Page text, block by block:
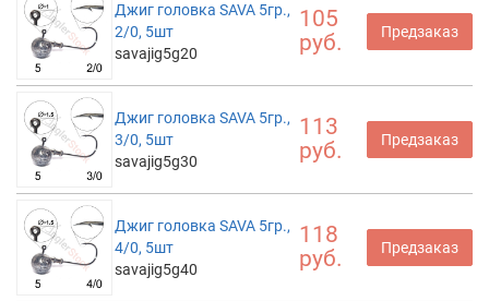
Джиг головка SAVA 5гр.,
2/0, 5шт
savajig5g20
105
руб.
Предзаказ
Джиг головка SAVA 5гр.,
3/0, 5шт
savajig5g30
113
руб.
Предзаказ
Джиг головка SAVA 5гр.,
4/0, 5шт
savajig5g40
118
руб.
Предзаказ